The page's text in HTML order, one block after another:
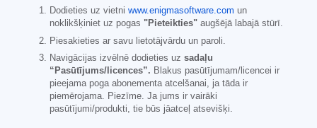
Dodieties uz vietni www.enigmasoftware.com un
noklikšķiniet uz pogas "Pieteikties" augšējā labajā stūrī.
Piesakieties ar savu lietotājvārdu un paroli.
Navigācijas izvēlnē dodieties uz sadaļu
“Pasūtījums/licences”. Blakus pasūtījumam/licencei ir
pieejama poga abonementa atcelšanai, ja tāda ir
piemērojama. Piezīme. Ja jums ir vairāki
pasūtījumi/produkti, tie būs jāatceļ atsevišķi.